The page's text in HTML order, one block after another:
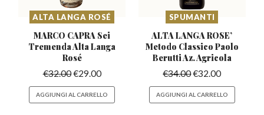
ALTA LANGA ROSÉ
MARCO CAPRA Sei
TremendaAlta Langa
Rosé
€32.00€29.00
AGGIUNGI AL CARRELLO
SPUMANTI
ALTA LANGA ROSE’
Metodo Classico Paolo
Berutti Az. Agricola
€34.00€32.00
AGGIUNGI AL CARRELLO